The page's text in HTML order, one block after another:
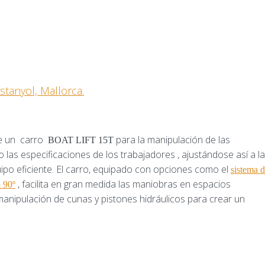
Mallorca.
un carro BOAT LIFT 15T para la manipulación de las
especificaciones de los trabajadores , ajustándose así a
eficiente. El carro, equipado con opciones como el sistema
, facilita en gran medida las maniobras en espacios
de cunas y pistones hidráulicos para crear un